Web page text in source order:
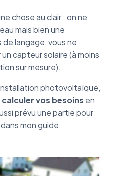
chose au clair : on ne
mais bien une
de langage, vous ne
capteur solaire (à moins
sur mesure).
photovoltaïque,
calculer vos besoins en
prévu une partie pour
mon guide.